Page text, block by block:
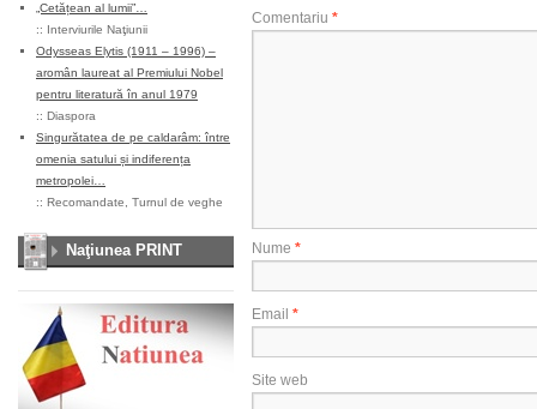
„Cetățean al lumii”…
:: Interviurile Naţiunii
Odysseas Elytis (1911 – 1996) –
aromân laureat al Premiului Nobel
pentru literatură în anul 1979
:: Diaspora
Singurătatea de pe caldarâm: între
omenia satului și indiferența
metropolei…
:: Recomandate Turnul de veghe
Naţiunea PRINT
Comentariu *
Nume *
Email *
Site web